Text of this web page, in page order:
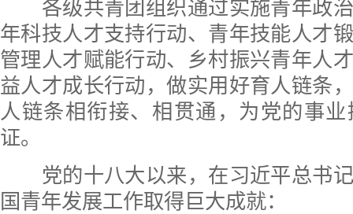
各级共青团组织通过实施青年政治
年科技人才支持行动、青年技能人才
管理人才赋能行动、乡村振兴青年人
益人才成长行动，做实用好育人链条
人链条相衔接、相贯通，为党的事
证。
党的十八大以来，在习近平总书记
国青年发展工作取得巨大成就：